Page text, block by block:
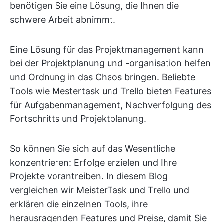
benötigen Sie eine Lösung, die Ihnen die
schwere Arbeit abnimmt.
Eine Lösung für das Projektmanagement kann
bei der Projektplanung und -organisation helfen
und Ordnung in das Chaos bringen. Beliebte
Tools wie Mestertask und Trello bieten Features
für Aufgabenmanagement, Nachverfolgung des
Fortschritts und Projektplanung.
So können Sie sich auf das Wesentliche
konzentrieren: Erfolge erzielen und Ihre
Projekte vorantreiben. In diesem Blog
vergleichen wir MeisterTask und Trello und
erklären die einzelnen Tools, ihre
herausragenden Features und Preise, damit Sie